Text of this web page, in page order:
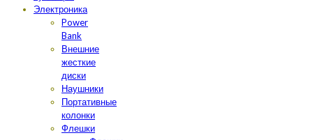
Электроника
Power
Bank
Внешние
жесткие
диски
Наушники
Портативные
колонки
Флешки